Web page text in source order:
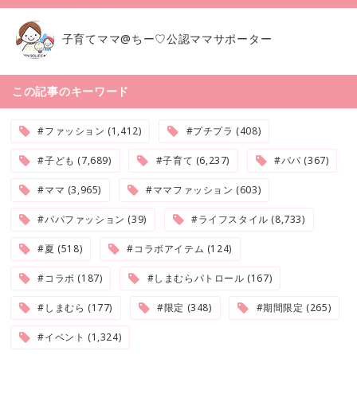
子育てママ@ちー♡公認ママサポーター
この記事のキーワード
#ファッション (1,412) #プチプラ (408)
#子ども (7,689) #子育て (6,237) #パパ (367)
#ママ (3,965) #ママファッション (603)
#パパファッション (39) #ライフスタイル (8,733)
#夏 (518) #コラボアイテム (124)
#コラボ (187) #しまむらパトロール (167)
#しまむら (177) #限定 (348) #期間限定 (265)
#イベント (1,324)